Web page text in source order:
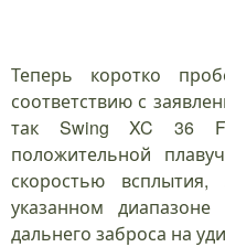
Теперь коротко
соответствию с
так Swing XC 36 F
положительной
скоростью всплытия,
указанном
дальнего заброса на